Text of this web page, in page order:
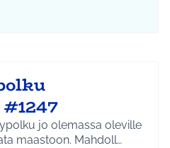
jo olemassa oleville
reiteille tai pyöräcrossirata maastoon. Mahdoll…